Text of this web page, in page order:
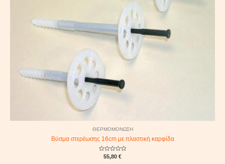
ΘΕΡΜΟΜΟΝΩΣΗ
Βύσμα στερέωσης 16cm με πλαστική καρφίδα
Rated
55,80 €